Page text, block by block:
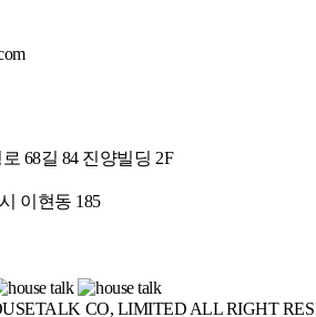
68길 84 진양빌딩 2F
이현동 185
CO, LIMITED ALL RIGHT